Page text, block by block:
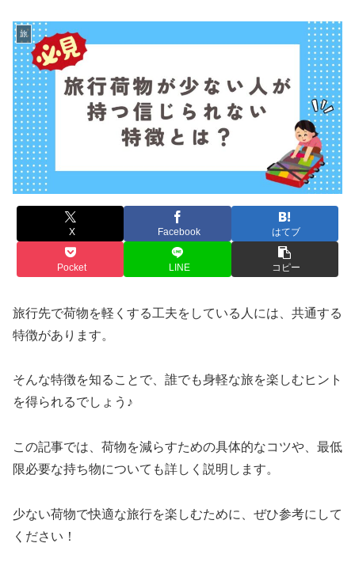
旅
X Facebook はてブ
Pocket LINE コピー
旅行先で荷物を軽くする工夫をしている人には、共通する
特徴があります。
そんな特徴を知ることで、誰でも身軽な旅を楽しむヒント
を得られるでしょう♪
この記事では、荷物を減らすための具体的なコツや、最低
限必要な持ち物についても詳しく説明します。
少ない荷物で快適な旅行を楽しむために、ぜひ参考にして
ください！